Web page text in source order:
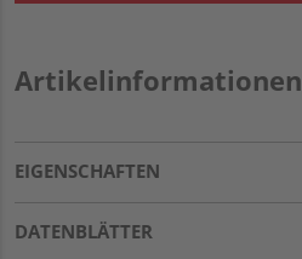
Artikelinformationen
EIGENSCHAFTEN
DATENBLÄTTER